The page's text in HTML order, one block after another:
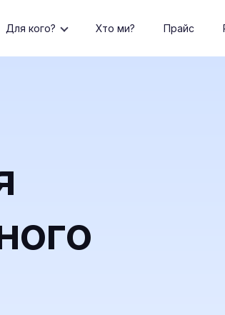
Для кого? Хто ми? Прайс